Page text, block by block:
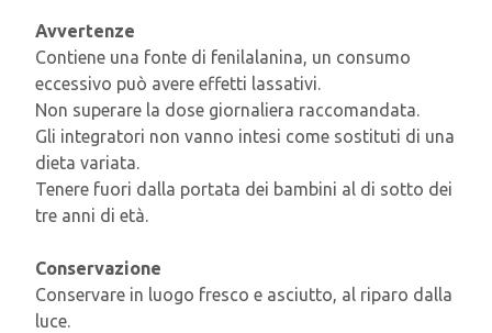
Avvertenze
Contiene una fonte di fenilalanina, un consumo
eccessivo può avere effetti lassativi.
Non superare la dose giornaliera raccomandata.
Gli integratori non vanno intesi come sostituti di una
dieta variata.
Tenere fuori dalla portata dei bambini al di sotto dei
tre anni di età.
Conservazione
Conservare in luogo fresco e asciutto, al riparo dalla
luce.